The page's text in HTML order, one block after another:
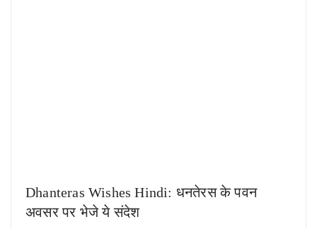
Dhanteras Wishes Hindi: धनतेरस के पवन
अवसर पर भेजे ये संदेश